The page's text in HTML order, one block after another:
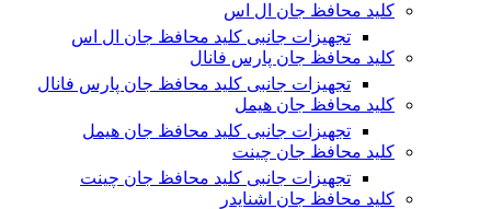
کلید محافظ جان ال اس
تجهیزات جانبی کلید محافظ جان ال اس
کلید محافظ جان پارس فانال
تجهیزات جانبی کلید محافظ جان پارس فانال
کلید محافظ جان هیمل
تجهیزات جانبی کلید محافظ جان هیمل
کلید محافظ جان چینت
تجهیزات جانبی کلید محافظ جان چینت
کلید محافظ جان اشنایدر